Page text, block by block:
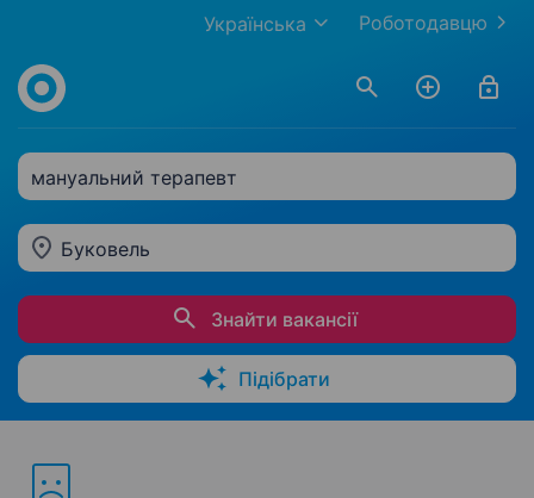
Роботодавцю
Українська
мануальний терапевт
Буковель
Знайти вакансії
Підібрати